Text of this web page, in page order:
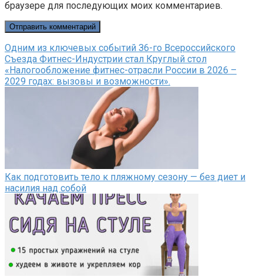
браузере для последующих моих комментариев.
Одним из ключевых событий З6-го Всероссийского
Съезда Фитнес-Индустрии стал Круглый стол
«Налогообложение фитнес-отрасли России в 2026 –
2029 годах: вызовы и возможности».
Как подготовить тело к пляжному сезону — без диет и
насилия над собой